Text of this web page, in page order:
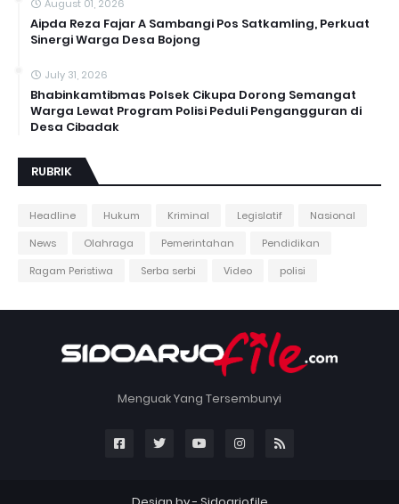
August 01, 2026
Aipda Reza Fajar A Sambangi Pos Satkamling, Perkuat
Sinergi Warga Desa Bojong
July 31, 2026
Bhabinkamtibmas Polsek Cikupa Dorong Semangat
Warga Lewat Program Polisi Peduli Pengangguran di
Desa Cibadak
RUBRIK
Headline Hukum Kriminal Legislatif
Nasional
News
Olahraga Pemerintahan
Pendidikan
Ragam Peristiwa
Serba serbi Video polisi
Menguak Yang Tersembunyi